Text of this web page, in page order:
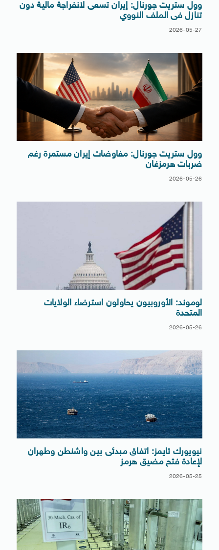
وول ستريت جورنال: إيران تسعى لانفراجة مالية دون
تنازل فى الملف النووي
2026-05-27
وول ستريت جورنال: مفاوضات إيران مستمرة رغم
ضربات هرمزغان
2026-05-26
لوموند: الأوروبيون يحاولون استرضاء الولايات
المتحدة
2026-05-26
نيويورك تايمز: اتفاق مبدئى بين واشنطن وطهران
لإعادة فتح مضيق هرمز
2026-05-25